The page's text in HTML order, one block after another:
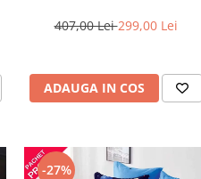
407,00 Lei299,00 Lei
ADAUGA IN COS
-27%